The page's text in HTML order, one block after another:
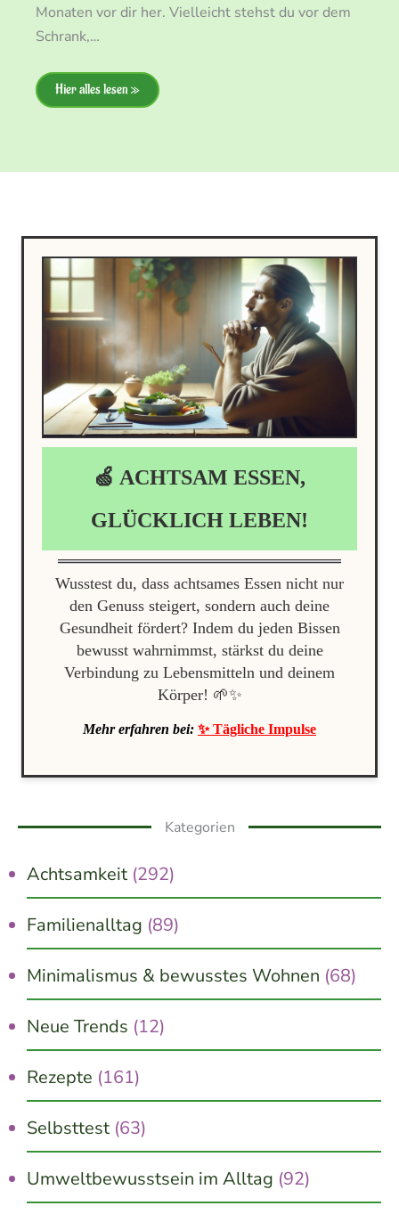
Monaten vor dir her. Vielleicht stehst du vor dem
Schrank,…
Hier alles lesen »
🍏 ACHTSAM ESSEN,
GLÜCKLICH LEBEN!
Wusstest du, dass achtsames Essen nicht nur
den Genuss steigert, sondern auch deine
Gesundheit fördert? Indem du jeden Bissen
bewusst wahrnimmst, stärkst du deine
Verbindung zu Lebensmitteln und deinem
Körper! 🌱✨
Mehr erfahren bei: ✨ Tägliche Impulse
Kategorien
Achtsamkeit (292)
Familienalltag (89)
Minimalismus & bewusstes Wohnen (68)
Neue Trends (12)
Rezepte (161)
Selbsttest (63)
Umweltbewusstsein im Alltag (92)